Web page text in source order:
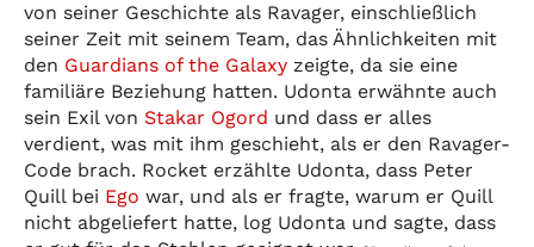
von seiner Geschichte als Ravager, einschließlich
seiner Zeit mit seinem Team, das Ähnlichkeiten mit
den Guardians of the Galaxy zeigte, da sie eine
familiäre Beziehung hatten. Udonta erwähnte auch
sein Exil von Stakar Ogord und dass er alles
verdient, was mit ihm geschieht, als er den Ravager-
Code brach. Rocket erzählte Udonta, dass Peter
Quill bei Ego war, und als er fragte, warum er Quill
nicht abgeliefert hatte, log Udonta und sagte, dass